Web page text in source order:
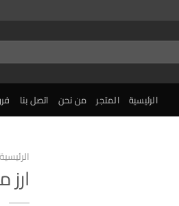
الرئيسية المتجر من نحن اتصل بنا
الرئيسية